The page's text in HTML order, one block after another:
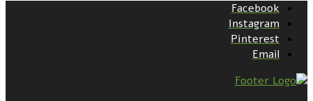
Facebook
Instagram
Pinterest
Email